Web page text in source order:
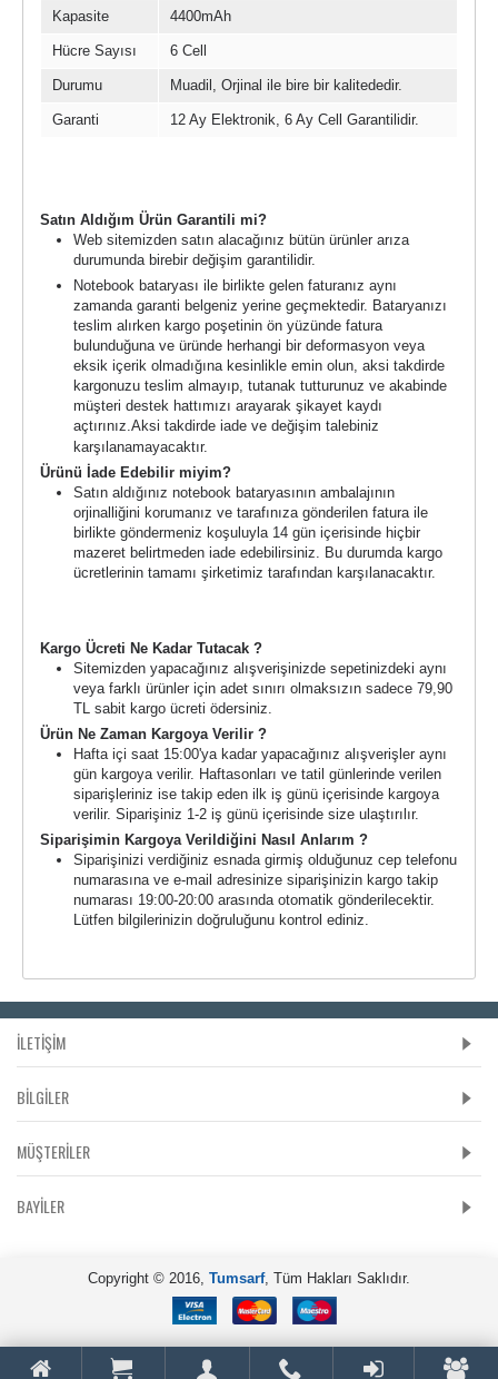
Kapasite 4400mAh
Hücre Sayısı 6 Cell
Durumu Muadil, Orjinal ile bire bir kalitededir.
Garanti 12 Ay Elektronik, 6 Ay Cell Garantilidir.
Satın Aldığım Ürün Garantili mi?
Web sitemizden satın alacağınız bütün ürünler arıza
durumunda birebir değişim garantilidir.
Notebook bataryası ile birlikte gelen faturanız aynı
zamanda garanti belgeniz yerine geçmektedir. Bataryanızı
teslim alırken kargo poşetinin ön yüzünde fatura
bulunduğuna ve üründe herhangi bir deformasyon veya
eksik içerik olmadığına kesinlikle emin olun, aksi takdirde
kargonuzu teslim almayıp, tutanak tutturunuz ve akabinde
müşteri destek hattımızı arayarak şikayet kaydı
açtırınız. Aksi takdirde iade ve değişim talebiniz
karşılanamayacaktır.
Ürünü İade Edebilir miyim?
Satın aldığınız notebook bataryasının ambalajının
orjinalliğini korumanız ve tarafınıza gönderilen fatura ile
birlikte göndermeniz koşuluyla 14 gün içerisinde hiçbir
mazeret belirtmeden iade edebilirsiniz. Bu durumda kargo
ücretlerinin tamamı şirketimiz tarafından karşılanacaktır.
Kargo Ücreti Ne Kadar Tutacak ?
Sitemizden yapacağınız alışverişinizde sepetinizdeki aynı
veya farklı ürünler için adet sınırı olmaksızın sadece 79,90
TL sabit kargo ücreti ödersiniz.
Ürün Ne Zaman Kargoya Verilir ?
Hafta içi saat 15:00'ya kadar yapacağınız alışverişler aynı
gün kargoya verilir. Haftasonları ve tatil günlerinde verilen
siparişleriniz ise takip eden ilk iş günü içerisinde kargoya
verilir. Siparişiniz 1-2 iş günü içerisinde size ulaştırılır.
Siparişimin Kargoya Verildiğini Nasıl Anlarım ?
Siparişinizi verdiğiniz esnada girmiş olduğunuz cep telefonu
numarasına ve e-mail adresinize siparişinizin kargo takip
numarası 19:00-20:00 arasında otomatik gönderilecektir.
Lütfen bilgilerinizin doğruluğunu kontrol ediniz.
İLETİŞİM
BILGILER
MÜŞTERILER
BAYILER
Copyright © 2016, Tumsarf, Tüm Hakları Saklıdır.